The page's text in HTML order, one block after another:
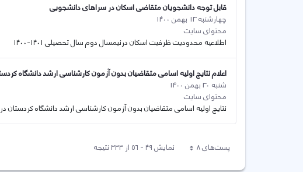
قابل توجه دانشجویان متقاضی اسکان در سراهای دانشجویی
چهارشنبه 13 بهمن 1400
محتوای سایت
اطلاعیه محدودیت ظرفیت اسکان درنیمسال دوم سال تحصیلی ۱۴۰۱-۱۴۰۰
اعلام نتایج اولیه اسامی متقاضیان بدون آزمون کارشناسی ارشد دانشگاه
شنبه 30 بهمن 1400
محتوای سایت
نتایج اولیه اسامی متقاضیان بدون آزمون کارشناسی ارشد دانشگاه کردستان در سال تحصیلی
پست‌‌های 8هر صفحه نمایش ۴۹ - ۵۶ از ۳۳۳ نتیجه